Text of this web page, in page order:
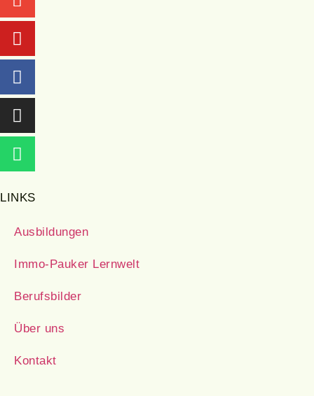
LINKS
Ausbildungen
Immo-Pauker Lernwelt
Berufsbilder
Über uns
Kontakt